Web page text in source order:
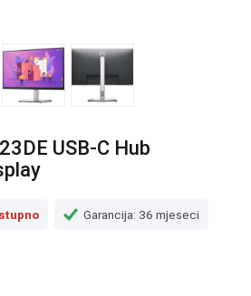
USB-C Hub
Garancija: 36 mjeseci